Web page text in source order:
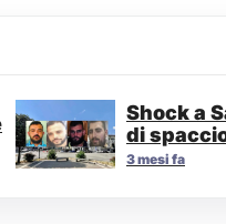
Shock a
di
3 mesi fa